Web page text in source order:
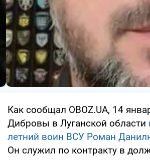
Как сообщал OBOZ.UA, 14
Дибровы в Луганской области
летний воин ВСУ Роман
Он служил по контракту в